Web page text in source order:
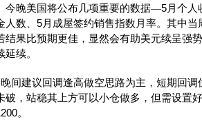
今晚美国将公布几项重要的数据—5月个人
人数
5月成屋签约销售指数月率。其中当
结果比预期更佳，显然会有助美元续呈强
延续。
晚间建议回调逢高做空思路为主，短期回调
破，站稳其上方可以小仓做多，但需设置
。